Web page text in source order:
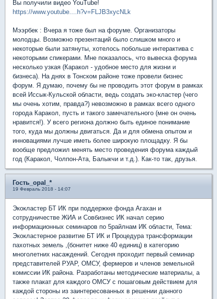
Вы получили видео YouTube!
https://www.youtube....h?v=FLJB3xycNLk
Мээрбек : Вчера я тоже был на форуме. Организаторы
молодцы. Возможно презентаций было слишком много и
некоторые были затянуты, хотелось побольше интерактива с
некоторыми спикерами. Мне показалось, что вывеска форума
несколько узкая (Каракол - удобное место для жизни и
бизнеса). На днях в Тонском районе тоже провели бизнес
форум. Я думаю, почему бы не проводить этот форум в рамках
всей Иссык-Кульской области, ведь создать эко-кластер (чего
мы очень хотим, правда?) невозможно в рамках всего одного
города Каракол, пусть и такого замечательного (мне он очень
нравится!). У всего региона должно быть единое понимание
того, куда мы должны двигаться. Да и для обмена опытом и
инновациями лучше иметь более широкую площадку. Я бы
вообще предложил менять место проведения форума каждый
год (Каракол, Чолпон-Ата, Балыкчи и т.д.). Как-то так, друзья.
Гость_opal_*
19 Февраль 2018 - 14:07
Экокластер БТ ИК при поддержке фонда Агахан и
сотрудничестве ЖИА и Совбизнес ИК начал серию
информационных семинаров по 5райлнам ИК области, Тема:
Экокластерное развитие БТ ИК и Процедура трансформации
пахотных земель ,(бонитет ниже 40 единиц) в категорию
многолетних насаждений. Сегодня проходит первый семинар
представителей РУАР, ОМСУ, фермеров и членов земельной
комиссии ИК района. Разработаны методические материалы, а
также плакат для каждого ОМСУ с пошаговым действием для
каждой стороны из заинтересованных в решении данного